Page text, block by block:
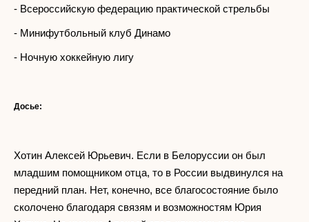
- Всероссийскую федерацию практической стрельбы
- Минифутбольный клуб Динамо
- Ночную хоккейную лигу
Досье:
Хотин Алексей Юрьевич. Если в Белоруссии он был
младшим помощником отца, то в России выдвинулся на
передний план. Нет, конечно, все благосостояние было
сколочено благодаря связям и возможностям Юрия